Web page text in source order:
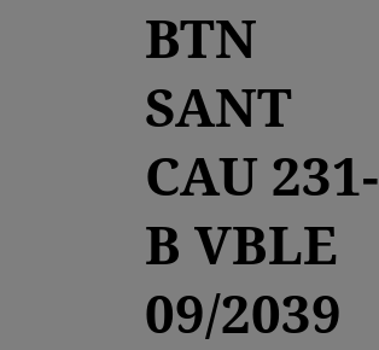
BTN
SANT
CAU 231-
B VBLE
09/2039